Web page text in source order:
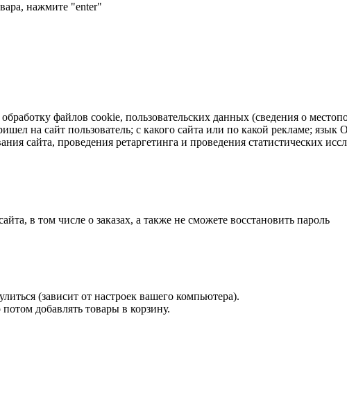
нажмите "enter"
файлов cookie, пользовательских данных (сведения о
на сайт пользователь; с какого сайта или по какой рекламе;
сайта, проведения ретаргетинга и проведения статистических
в том числе о заказах, а также не сможете восстановить пароль
(зависит от настроек вашего компьютера).
добавлять товары в корзину.